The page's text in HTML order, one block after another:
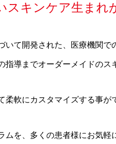
スキンケア生まれ
いて開発された、医療機関
指導までオーダーメイドのス
柔軟にカスタマイズする事が
ムを、多くの患者様にお気